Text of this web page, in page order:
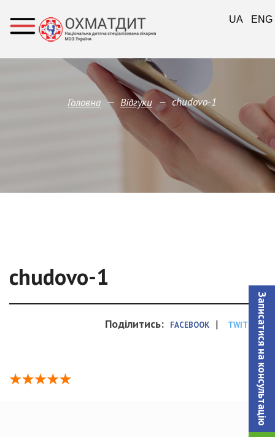
Записатися на консультацiю
Головна — Відгуки — chudovo-1
chudovo-1
Поділитись: FACEBOOK | TWITTER
UA ENG